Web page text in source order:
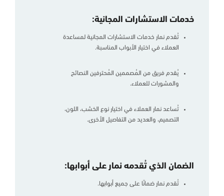
خدمات الاستشارات المجانية:
تُقدم نمار خدمات الاستشارات المجانية لمساعدة
العملاء في اختيار الأبواب المناسبة.
يُقدم فريق من المُصممين المُحترفين النصائح
والمشورات للعملاء.
تُساعد نمار العملاء في اختيار نوع الخشب، اللون،
التصميم، والعديد من التفاصيل الأخرى.
الضمان الذي تُقدمه نمار على أبوابها:
تُقدم نمار ضمانًا على جميع أبوابها.